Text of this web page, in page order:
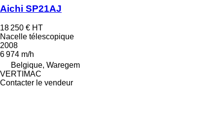
Aichi SP21AJ
18 250 € HT
Nacelle télescopique
2008
6 974 m/h
Belgique, Waregem
VERTIMAC
Contacter le vendeur